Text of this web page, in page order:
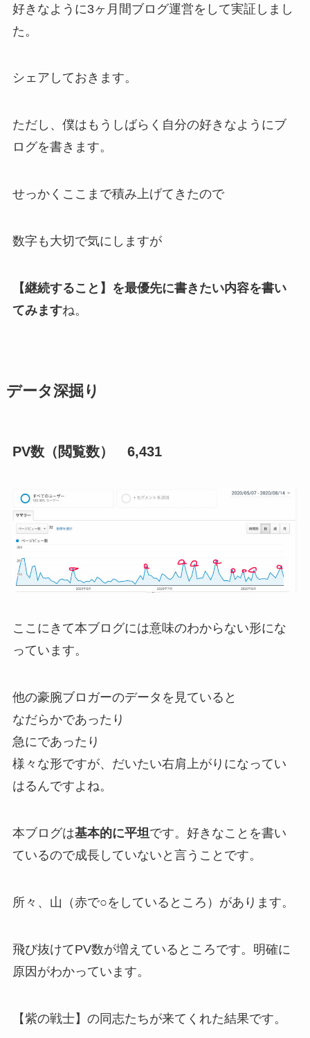
好きなように3ヶ月間ブログ運営をして実証しまし
た。
シェアしておきます。
ただし、 僕はもうしばらく自分の好きなようにブ
ログを書きます。
せっかくここまで積み上げてきたので
数字も大切で気にしますが
【継続すること】を最優先に書きたい内容を書い
てみますね。
データ深掘り
PV数（閲覧数） 6,431
ここにきて本ブログには意味のわからない形にな
っています。
他の豪腕ブロガーのデータを見ていると
なだらかであったり
急にであったり
様々な形ですが、 だいたい右肩上がりになってい
はる んですよね。
本ブログは基本的に平坦です。好きなことを書い
ているので成長していないと言うことです。
所々、山（赤で○をしているところ）があります。
飛び抜けてPV数が増えているところです。明確に
原因がわかっています。
【紫の戦士】の同志たちが来てくれた結果です。